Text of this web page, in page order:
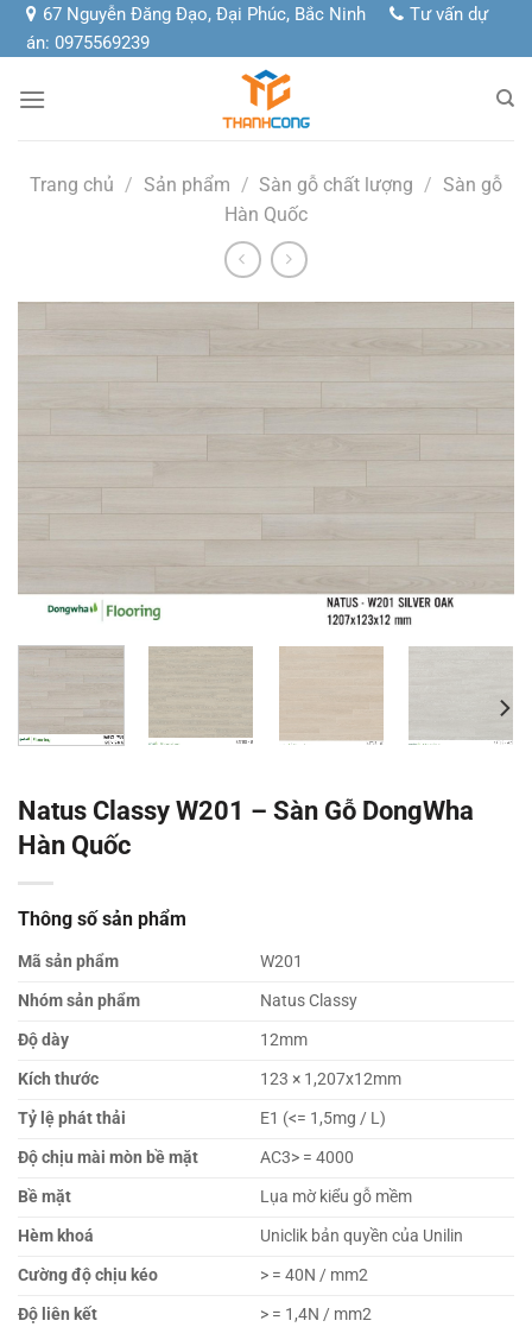
Chuyển
đến
dung
67 Nguyễn Đăng Đạo, Đại Phúc, Bắc Ninh
Tư vấn dự
án: 0975569239
Trang chủ / Sản phẩm / Sàn gỗ chất lượng / Sàn gỗ
Hàn Quốc
Natus Classy W201 – Sàn Gỗ DongWha
Hàn Quốc
Thông số sản phẩm
Mã sản phẩm
W201
Nhóm sản phẩm
Natus Classy
Độ dày
12mm
Kích thước
123 × 1,207x12mm
Tỷ lệ phát thải
E1 (<= 1,5mg / L)
Độ chịu mài mòn bề mặt
AC3> = 4000
Bề mặt
Lụa mờ kiểu gỗ mềm
Hèm khoá
Uniclik bản quyền của Unilin
Cường độ chịu kéo
> = 40N / mm2
Độ liên kết
> = 1,4N / mm2